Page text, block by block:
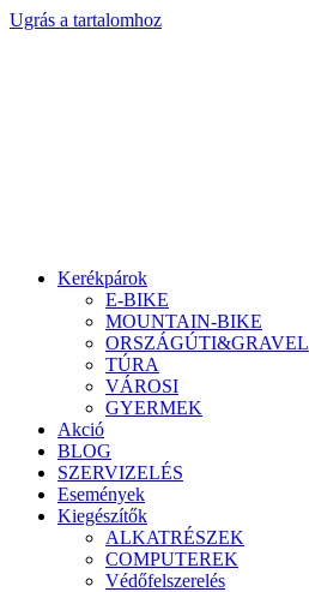
Ugrás a tartalomhoz
Kerékpárok
E-BIKE
MOUNTAIN-BIKE
ORSZÁGÚTI&GRAVEL
TÚRA
VÁROSI
GYERMEK
Akció
BLOG
SZERVIZELÉS
Események
Kiegészítők
ALKATRÉSZEK
COMPUTEREK
Védőfelszerelés